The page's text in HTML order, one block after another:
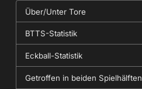
Über/Unter Tore
BTTS-Statistik
Eckball-Statistik
Getroffen in beiden Spielhälften